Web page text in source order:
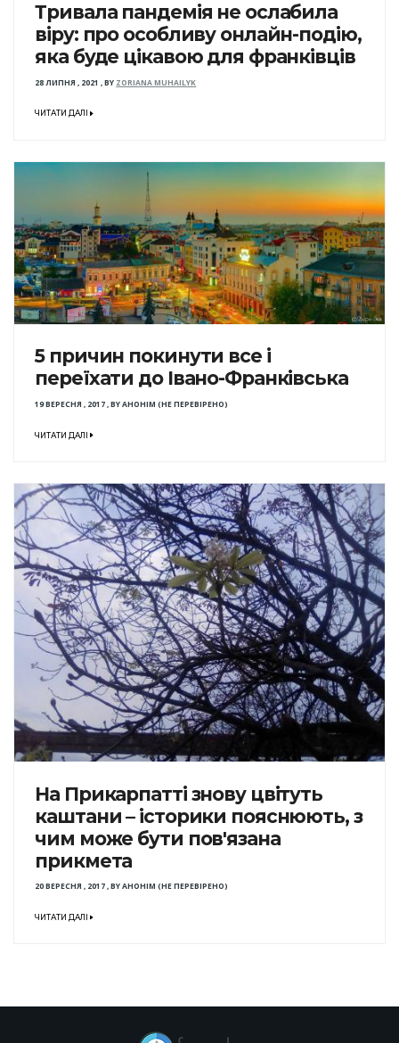
Тривала пандемія не ослабила
віру: про особливу онлайн-подію,
яка буде цікавою для франківців
28 ЛИПНЯ , 2021 ,BY ZORIANA MUHAILYK
ЧИТАТИ ДАЛІ
5 причин покинути все і
переїхати до Івано-Франківська
19 ВЕРЕСНЯ , 2017,BYАНОНІМ (НЕ ПЕРЕВІРЕНО)
ЧИТАТИ ДАЛІ
На Прикарпатті знову цвітуть
каштани – історики пояснюють, з
чим може бути пов'язана
прикмета
20 ВЕРЕСНЯ , 2017,BYАНОНІМ (НЕ ПЕРЕВІРЕНО)
ЧИТАТИ ДАЛІ